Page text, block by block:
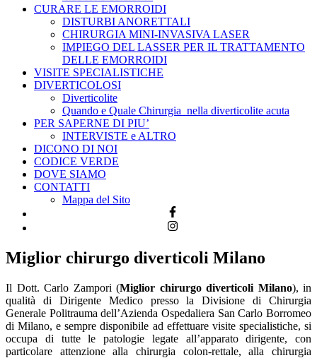
CURARE LE EMORROIDI
DISTURBI ANORETTALI
CHIRURGIA MINI-INVASIVA LASER
IMPIEGO DEL LASSER PER IL TRATTAMENTO
DELLE EMORROIDI
VISITE SPECIALISTICHE
DIVERTICOLOSI
Diverticolite
Quando e Quale Chirurgia nella diverticolite acuta
PER SAPERNE DI PIU’
INTERVISTE e ALTRO
DICONO DI NOI
CODICE VERDE
DOVE SIAMO
CONTATTI
Mappa del Sito
Miglior chirurgo diverticoli Milano
Il Dott. Carlo Zampori (Miglior chirurgo diverticoli Milano), in
qualità di Dirigente Medico presso la Divisione di Chirurgia
Generale Politrauma dell’Azienda Ospedaliera San Carlo Borromeo
di Milano, e sempre disponibile ad effettuare visite specialistiche, si
occupa di tutte le patologie legate all’apparato dirigente, con
particolare attenzione alla chirurgia colon-rettale, alla chirurgia